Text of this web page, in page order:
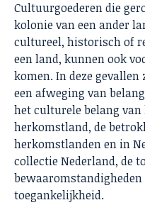
Cultuurgoederen die
kolonie van een ander
cultureel, historisch of
een land, kunnen ook
komen. In deze
een afweging van
het culturele belang
herkomstland, de
herkomstlanden en in
collectie Nederland, de
bewaaromstandigheden
toegankelijkheid.